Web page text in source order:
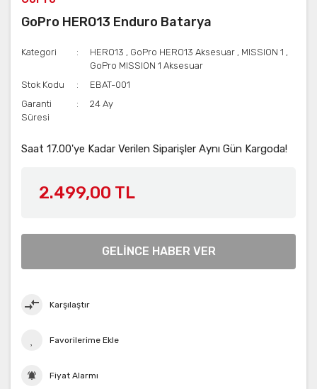
GoPro HERO13 Enduro Batarya
Kategori HERO13 , GoPro HERO13 Aksesuar , MISSION 1 ,
GoPro MISSION 1 Aksesuar
Stok Kodu
EBAT-001
Garanti
Süresi
24 Ay
Saat 17.00'ye Kadar Verilen Siparişler Aynı Gün Kargoda!
2.499,00 TL
GELİNCE HABER VER
Karşılaştır
Fiyat Alarmı